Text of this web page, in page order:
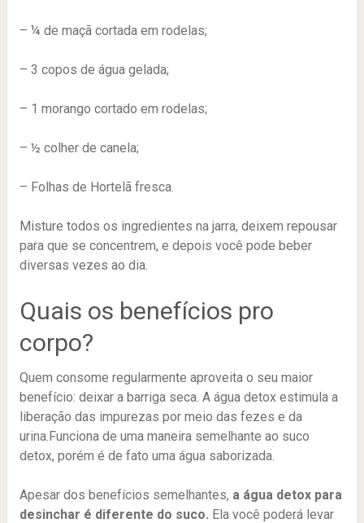
– ¼ de maçã cortada em rodelas;
– 3 copos de água gelada;
– 1 morango cortado em rodelas;
– ½ colher de canela;
– Folhas de Hortelã fresca.
Misture todos os ingredientes na jarra, deixem repousar
para que se concentrem, e depois você pode beber
diversas vezes ao dia.
Quais os benefícios pro
corpo?
Quem consome regularmente aproveita o seu maior
benefício: deixar a barriga seca. A água detox estimula a
liberação das impurezas por meio das fezes e da
urina.Funciona de uma maneira semelhante ao suco
detox, porém é de fato uma água saborizada.
Apesar dos benefícios semelhantes, a água detox para
desinchar é diferente do suco. Ela você poderá levar